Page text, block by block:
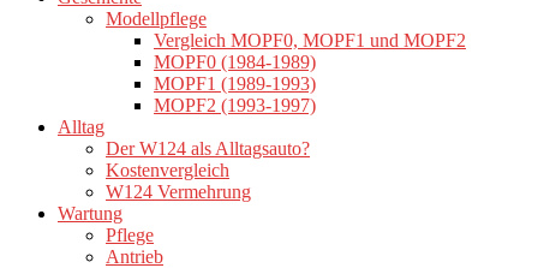
Modellpflege
Vergleich MOPF0, MOPF1 und MOPF2
MOPF0 (1984-1989)
MOPF1 (1989-1993)
MOPF2 (1993-1997)
Alltag
Der W124 als Alltagsauto?
Kostenvergleich
W124 Vermehrung
Wartung
Pflege
Antrieb